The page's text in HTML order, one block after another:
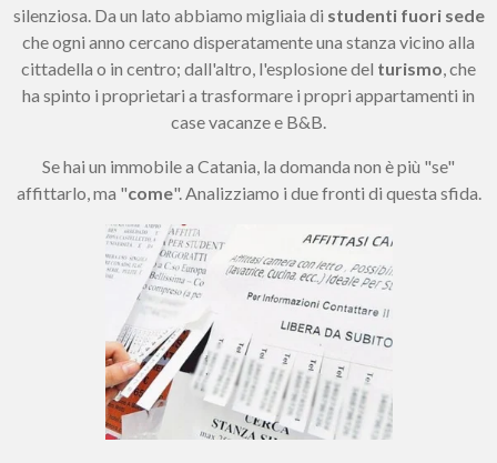
silenziosa. Da un lato abbiamo migliaia di studenti fuori sede
che ogni anno cercano disperatamente una stanza vicino alla
cittadella o in centro; dall'altro, l'esplosione del turismo , che
ha spinto i proprietari a trasformare i propri appartamenti in
case vacanze e B&B.
Se hai un immobile a Catania, la domanda non è più "se"
affittarlo, ma "come". Analizziamo i due fronti di questa sfida.